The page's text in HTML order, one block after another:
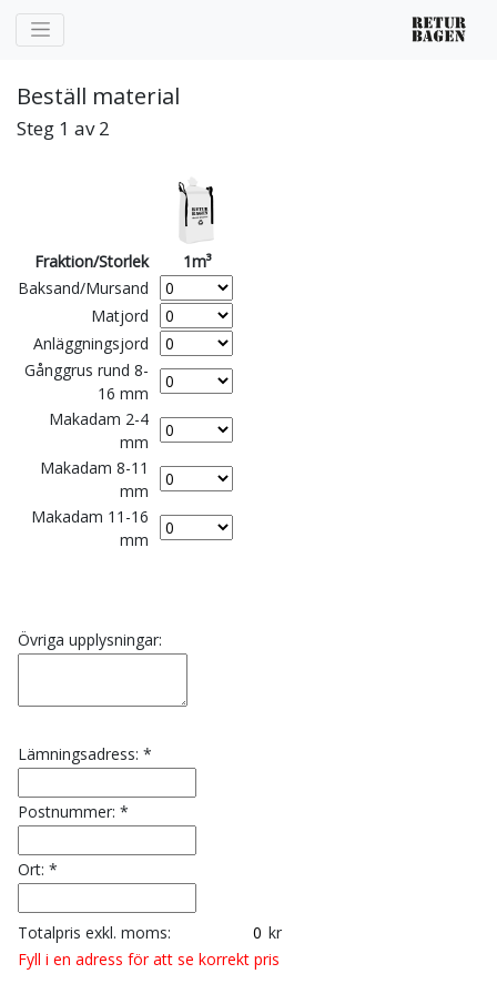
Beställ material
Steg 1 av 2
Fraktion/Storlek
1m³
Baksand/Mursand
Matjord
Anläggningsjord
Gånggrus rund 8-
16 mm
Makadam 2-4
mm
Makadam 8-11
mm
Makadam 11-16
mm
Övriga upplysningar:
Lämningsadress: *
Postnummer: *
Ort: *
Totalpris exkl. moms:
kr
Fyll i en adress för att se korrekt pris